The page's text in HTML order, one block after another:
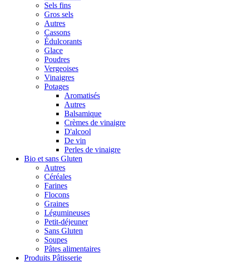
Sels fins
Gros sels
Autres
Cassons
Édulcorants
Glace
Poudres
Vergeoises
Vinaigres
Potages
Aromatisés
Autres
Balsamique
Crèmes de vinaigre
D'alcool
De vin
Perles de vinaigre
Bio et sans Gluten
Autres
Céréales
Farines
Flocons
Graines
Légumineuses
Petit-déjeuner
Sans Gluten
Soupes
Pâtes alimentaires
Produits Pâtisserie